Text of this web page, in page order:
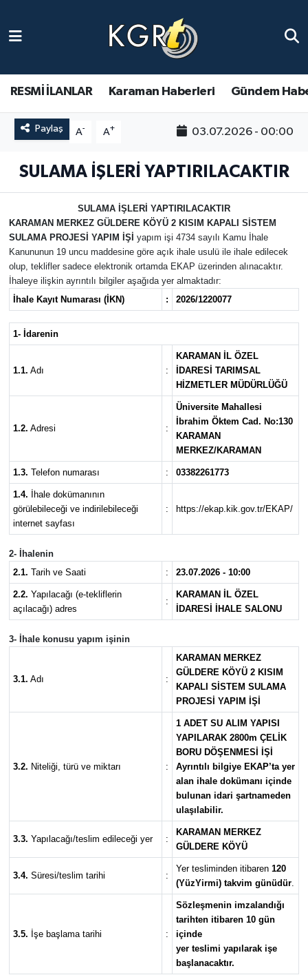
RESMİ İLANLAR Karaman Haberleri Gündem
Paylaş A- A+ 03.07.2026 - 00:00
SULAMA İŞLERİ YAPTIRILACAKTIR
SULAMA İŞLERİ YAPTIRILACAKTIR
KARAMAN MERKEZ GÜLDERE KÖYÜ 2 KISIM KAPALI SİSTEM
SULAMA PROJESİ YAPIM İŞİ yapım işi 4734 sayılı Kamu İhale
Kanununun 19 uncu maddesine göre açık ihale usulü ile ihale edilecek
olup, teklifler sadece elektronik ortamda EKAP üzerinden alınacaktır.
İhaleye ilişkin ayrıntılı bilgiler aşağıda yer almaktadır:
İhale Kayıt Numarası (İKN)
: 2026/1220077
1- İdarenin
1.1. Adı :
KARAMAN İL ÖZEL
İDARESİ TARIMSAL
HİZMETLER MÜDÜRLÜĞÜ
1.2. Adresi :
Üniversite Mahallesi
İbrahim Öktem Cad. No:130
KARAMAN
MERKEZ/KARAMAN
1.3. Telefon numarası : 03382261773
1.4. İhale dokümanının
görülebileceği ve indirilebileceği
internet sayfası
: https://ekap.kik.gov.tr/EKAP/
2- İhalenin
2.1. Tarih ve Saati : 23.07.2026 - 10:00
2.2. Yapılacağı (e-tekliflerin
açılacağı) adres
:
KARAMAN İL ÖZEL
İDARESİ İHALE SALONU
3- İhale konusu yapım işinin
3.1. Adı :
KARAMAN MERKEZ
GÜLDERE KÖYÜ 2 KISIM
KAPALI SİSTEM SULAMA
PROJESİ YAPIM İŞİ
3.2. Niteliği, türü ve miktarı :
1 ADET SU ALIM YAPISI
YAPILARAK 2800m ÇELİK
BORU DÖŞENMESİ İŞİ
Ayrıntılı bilgiye EKAP’ta yer
alan ihale dokümanı içinde
bulunan idari şartnameden
ulaşılabilir.
3.3. Yapılacağı/teslim edileceği yer :
KARAMAN MERKEZ
GÜLDERE KÖYÜ
3.4. Süresi/teslim tarihi :
Yer tesliminden itibaren 120
(YüzYirmi) takvim günüdür.
3.5. İşe başlama tarihi :
Sözleşmenin imzalandığı
tarihten itibaren 10 gün
içinde
yer teslimi yapılarak işe
başlanacaktır.
Gündem Haberleri
Güncel Haberler
Asayiş Haberleri
Ulusal Haberler
Vefat Edenler